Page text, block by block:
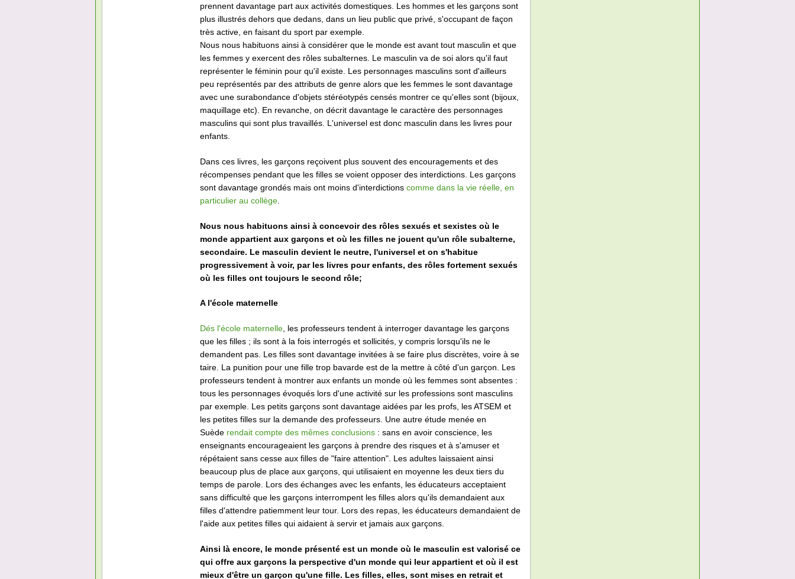
prennent davantage part aux activités domestiques. Les hommes et les garçons sont
plus illustrés dehors que dedans, dans un lieu public que privé, s'occupant de façon
très active, en faisant du sport par exemple.
Nous nous habituons ainsi à considérer que le monde est avant tout masculin et que
les femmes y exercent des rôles subalternes. Le masculin va de soi alors qu'il faut
représenter le féminin pour qu'il existe. Les personnages masculins sont d'ailleurs
peu représentés par des attributs de genre alors que les femmes le sont davantage
avec une surabondance d'objets stéréotypés censés montrer ce qu'elles sont (bijoux,
maquillage etc). En revanche, on décrit davantage le caractère des personnages
masculins qui sont plus travaillés. L'universel est donc masculin dans les livres pour
enfants.
Dans ces livres, les garçons reçoivent plus souvent des encouragements et des
récompenses pendant que les filles se voient opposer des interdictions. Les garçons
sont davantage grondés mais ont moins d'interdictions comme dans la vie réelle, en
particulier au collège
Nous nous habituons ainsi à concevoir des rôles sexués et sexistes où le
monde appartient aux garçons et où les filles ne jouent qu'un rôle subalterne,
secondaire. Le masculin devient le neutre, l'universel et on s'habitue
progressivement à voir, par les livres pour enfants, des rôles fortement sexués
où les filles ont toujours le second rôle;
A l'école maternelle
Dés l'école maternelle, les professeurs tendent à interroger davantage les garçons
que les filles ; ils sont à la fois interrogés et sollicités, y compris lorsqu'ils ne le
demandent pas. Les filles sont davantage invitées à se faire plus discrètes, voire à se
taire. La punition pour une fille trop bavarde est de la mettre à côté d'un garçon. Les
professeurs tendent à montrer aux enfants un monde où les femmes sont absentes :
tous les personnages évoqués lors d'une activité sur les professions sont masculins
par exemple. Les petits garçons sont davantage aidées par les profs, les ATSEM et
les petites filles sur la demande des professeurs. Une autre étude menée en
Suède rendait compte des mêmes conclusions : sans en avoir conscience, les
enseignants encourageaient les garçons à prendre des risques et à s'amuser et
répétaient sans cesse aux filles de "faire attention". Les adultes laissaient ainsi
beaucoup plus de place aux garçons, qui utilisaient en moyenne les deux tiers du
temps de parole. Lors des échanges avec les enfants, les éducateurs acceptaient
sans difficulté que les garçons interrompent les filles alors qu'ils demandaient aux
filles d'attendre patiemment leur tour. Lors des repas, les éducateurs demandaient de
l'aide aux petites filles qui aidaient à servir et jamais aux garçons.
Ainsi là encore, le monde présenté est un monde où le masculin est valorisé ce
qui offre aux garçons la perspective d'un monde qui leur appartient et où il est
mieux d'être un garçon qu'une fille. Les filles, elles, sont mises en retrait et